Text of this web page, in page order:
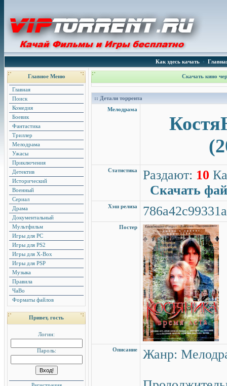
Как здесь качать•
Главное Меню
Главная
Поиск
Комедия
Боевик
Фантастика
Триллер
Мелодрама
Ужасы
Приключения
Детектив
Исторический
Военный
Сериал
Драма
Документальный
Мультфильм
Игры для PC
Игры для PS2
Игры для X-Box
Игры для PSP
Музыка
Правила
ЧаВо
Форматы файлов
Привет, гость
Логин:
Пароль:
Скачать кино
:: Детали торрента
Мелодрама
Статистика Раздают: 10
Скачать
Хэш релиза
Постер
Описание Жанр: